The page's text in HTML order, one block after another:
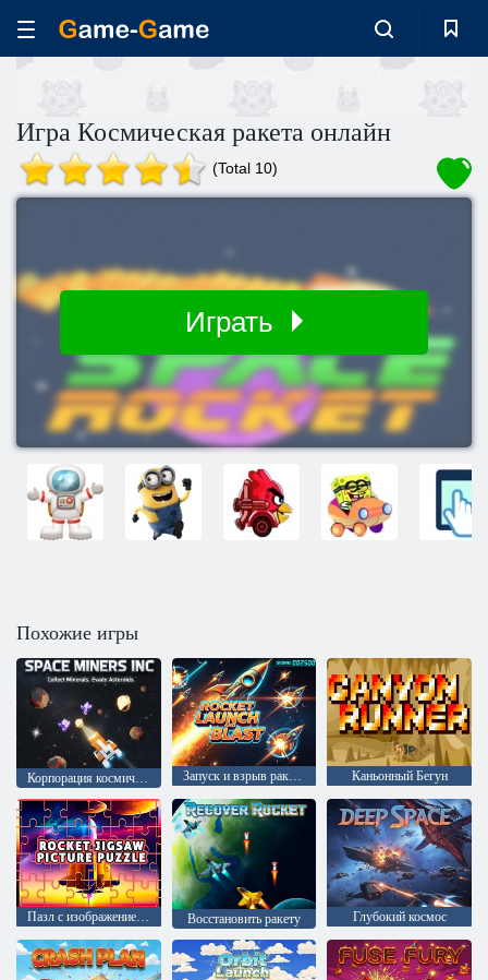
Игра Космическая ракета онлайн
(Total 10)
Играть
Похожие игры
Корпорация космических шахтеров Запуск и взрыв ракеты Каньонный Бегун
Пазл с изображением ракеты Восстановить ракету Глубокий космос